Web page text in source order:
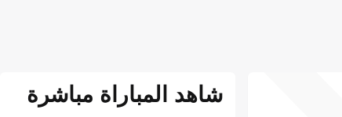
شاهد المباراة مباشرة